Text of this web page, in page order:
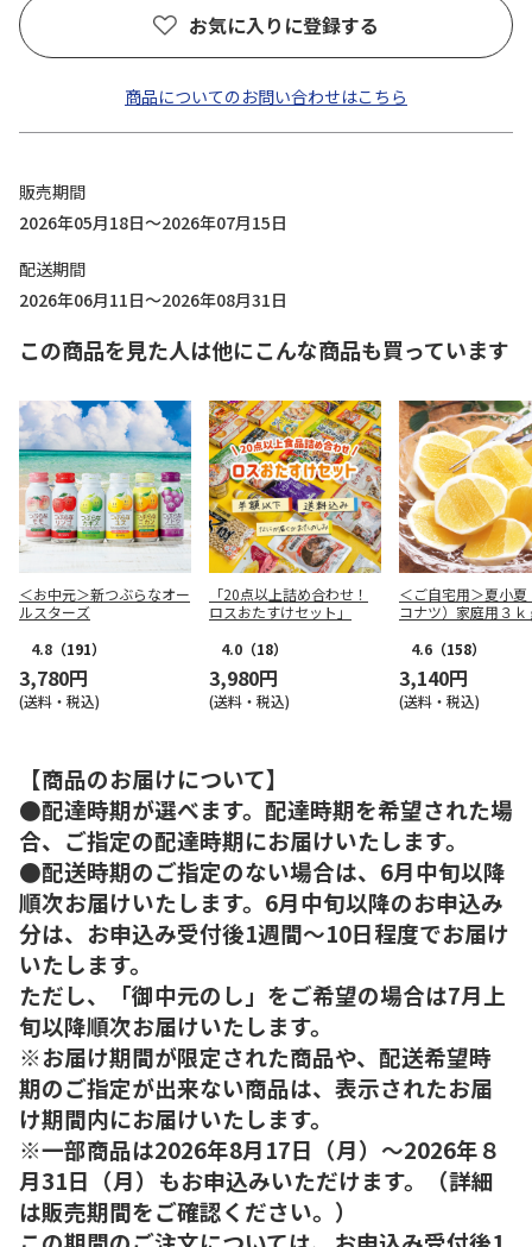
お気に入りに登録する
商品についてのお問い合わせはこちら
販売期間
2026年05月18日～2026年07月15日
配送期間
2026年06月11日～2026年08月31日
この商品を見た人は他にこんな商品も買っています
＜お中元＞新つぶらなオー
ルスターズ
4.8 （191）
3,780円
(送料・税込)
「20点以上詰め合わせ！
ロスおたすけセット」
4.0 （18）
3,980円
(送料・税込)
＜ご自宅用＞夏小夏
コナツ）家庭用３ｋ
4.6 （158）
3,140円
(送料・税込)
【商品のお届けについて】
●配達時期が選べます。配達時期を希望された場
合、ご指定の配達時期にお届けいたします。
●配送時期のご指定のない場合は、6月中旬以降
順次お届けいたします。6月中旬以降のお申込み
分は、お申込み受付後1週間～10日程度でお届け
いたします。
ただし、「御中元のし」をご希望の場合は7月上
旬以降順次お届けいたします。
※お届け期間が限定された商品や、配送希望時
期のご指定が出来ない商品は、表示されたお届
け期間内にお届けいたします。
※一部商品は2026年8月17日（月）～2026年８
月31日（月）もお申込みいただけます。（詳細
は販売期間をご確認ください。）